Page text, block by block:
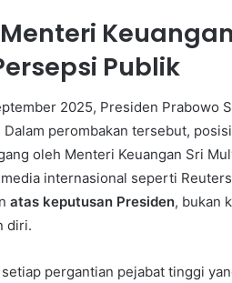
Publik
2025, Presiden Prabowo
perombakan tersebut,
oleh Menteri Keuangan Sri
internasional seperti
atas keputusan Presiden, bukan
diri.
pergantian pejabat tinggi